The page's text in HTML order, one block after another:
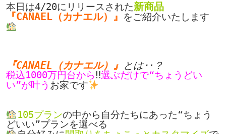
本日は4/20にリリースされた新商品
『CANAEL（カナエル）』 をご紹介いたします
『CANAEL（カナエル）』
税込1000万円台から ‼選ぶだけで“ちょうどい
い”が叶う お家です
105プランの中から自分たちにあった“ちょう